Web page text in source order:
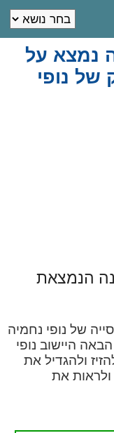
נמצא על
של נופי
הנמצאת
2002. האוכלוסייה של נופי נחמיה
הבאה היישוב נופי
ולהגדיל את
את